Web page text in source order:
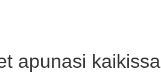
apunasi kaikissa